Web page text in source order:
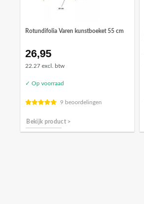
Rotundifolia Varen kunstboeket 55 cm
26,95
22.27 excl. btw
✓ Op voorraad
9 beoordelingen
Bekijk product >